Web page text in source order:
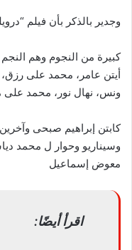
وجدير بالذكر بأن فيلم
كبيرة من النجوم وهم
أيتن عامر، محمد على
ونس، نهال نور، محمد على
كابتن إبراهيم صبحى
وسيناريو وحوار ل محمد
معوض إسماعيل
اقرأ أيضًا: